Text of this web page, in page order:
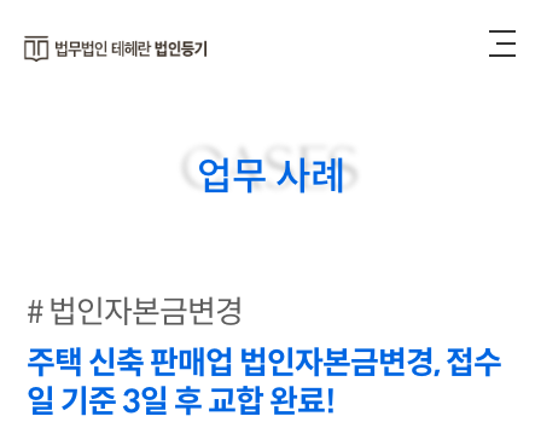
CASES
업무 사례
법인자본금변경
주택 신축 판매업 법인자본금변경, 접수
일 기준 3일 후 교합 완료!